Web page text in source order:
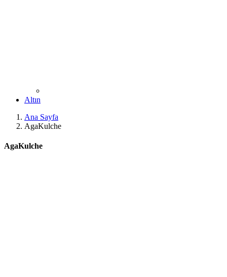
Altın
Ana Sayfa
AgaKulche
AgaKulche